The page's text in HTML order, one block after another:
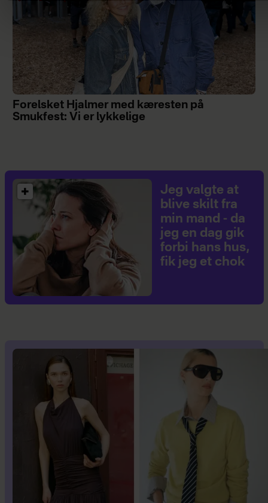
Forelsket Hjalmer med kæresten på
Smukfest: Vi er lykkelige
Jeg valgte at
blive skilt fra
min mand - da
jeg en dag gik
forbi hans hus,
fik jeg et chok